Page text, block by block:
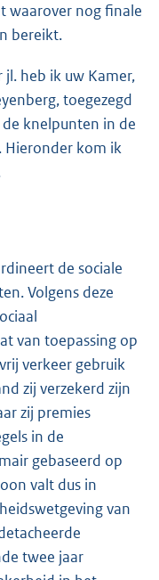
waarover nog finale
bereikt.
heb ik uw Kamer,
toegezegd
knelpunten in de
Hieronder kom ik
de sociale
Volgens deze
van toepassing op
verkeer gebruik
zij verzekerd zijn
zij premies
in de
gebaseerd op
valt dus in
van
twee jaar